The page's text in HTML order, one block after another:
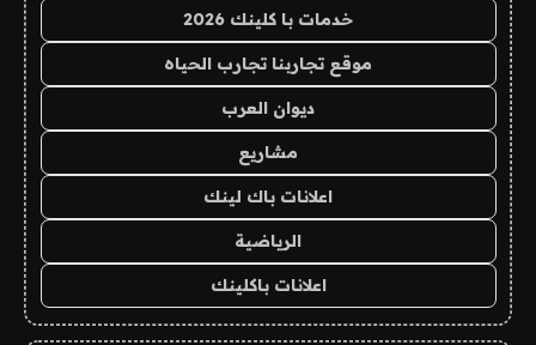
خدمات با كلينك 2026
موقع تجاربنا تجارب الحياه
ديوان العرب
مشاريع
اعلانات باك لينك
الرياضية
اعلانات باكلينك